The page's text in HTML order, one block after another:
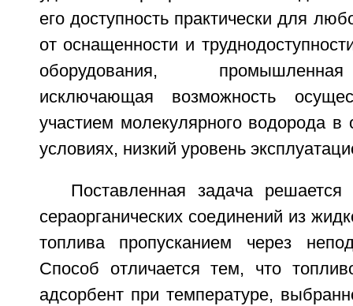
его доступность практически для
от оснащенности и
оборудования,
исключающая возможность
участием молекулярного водорода в
условиях, низкий уровень
Поставленная задача
сераорганических соединений из
топлива пропусканием через
Способ отличается тем, что
адсорбент при температуре,